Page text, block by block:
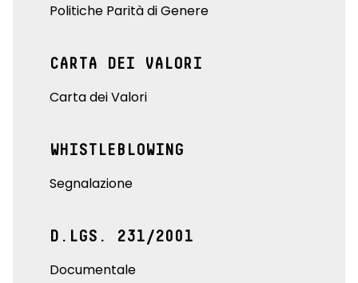
Politiche Parità di Genere
CARTA DEI VALORI
Carta dei Valori
WHISTLEBLOWING
Segnalazione
D.LGS. 231/2001
Documentale